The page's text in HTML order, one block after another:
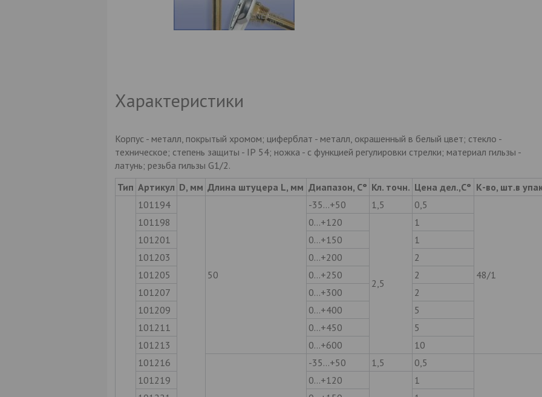
Характеристики
Корпус - металл, покрытый хромом; циферблат - металл, окрашенный в белый цвет; стекло -
техническое; степень защиты - ІР 54; ножка - с функцией регулировки стрелки; материал гильзы -
латунь; резьба гильзы G1/2.
Тип Артикул D, мм Длина штуцера L, мм Диапазон, С° Кл. точн. Цена дел.,С° К-во, шт.в
101194
50
-35…+50 1,5 0,5
48/1
101198 0…+120
2,5
1
101201
0…+150
1
101203
0…+200
2
101205
0…+250
2
101207
0…+300
2
101209
0…+400
5
101211
0…+450
5
101213
0…+600
10
101216
-35…+50 1,5 0,5
101219 0…+120
1